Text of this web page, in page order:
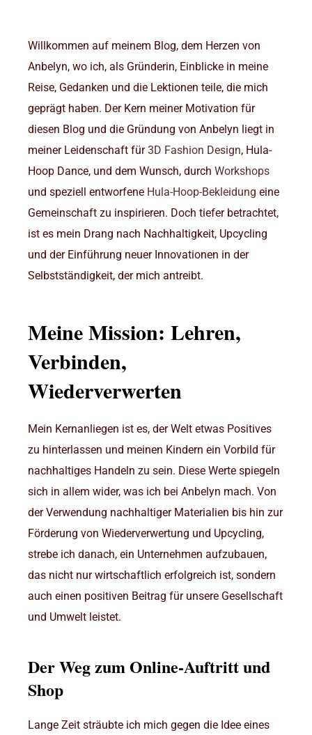
Willkommen auf meinem Blog, dem Herzen von
Anbelyn, wo ich, als Gründerin, Einblicke in meine
Reise, Gedanken und die Lektionen teile, die mich
geprägt haben. Der Kern meiner Motivation für
diesen Blog und die Gründung von Anbelyn liegt in
meiner Leidenschaft für3D Fashion Design, Hula-
Hoop Dance, und dem Wunsch, durch Workshops
und speziell entworfene Hula-Hoop-Bekleidung eine
Gemeinschaft zu inspirieren. Doch tiefer betrachtet,
ist es mein Drang nach Nachhaltigkeit, Upcycling
und der Einführung neuer Innovationen in der
Selbstständigkeit, der mich antreibt.
Meine Mission: Lehren,
Verbinden,
Wiederverwerten
Mein Kernanliegen ist es, der Welt etwas Positives
zu hinterlassen und meinen Kindern ein Vorbild für
nachhaltiges Handeln zu sein. Diese Werte spiegeln
sich in allem wider, was ich bei Anbelyn mach. Von
der Verwendung nachhaltiger Materialien bis hin zur
Förderung von Wiederverwertung und Upcycling,
strebe ich danach, ein Unternehmen aufzubauen,
das nicht nur wirtschaftlich erfolgreich ist, sondern
auch einen positiven Beitrag für unsere Gesellschaft
und Umwelt leistet.
Der Weg zum Online-Auftritt und
Shop
Lange Zeit sträubte ich mich gegen die Idee eines